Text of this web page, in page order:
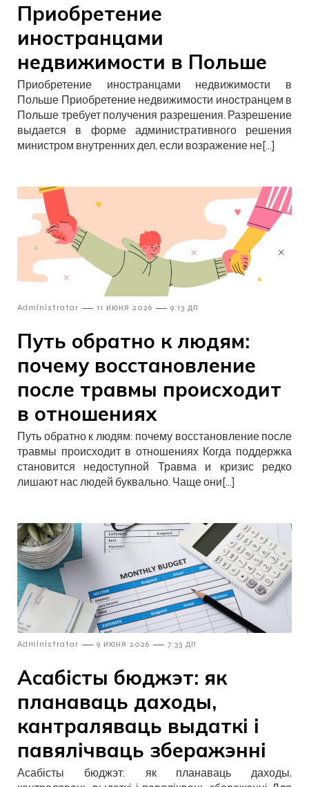
Приобретение
иностранцами
недвижимости в Польше
Приобретение иностранцами недвижимости в
Польше Приобретение недвижимости иностранцем в
Польше требует получения разрешения. Разрешение
выдается в форме административного решения
министром внутренних дел, если возражение не[…]
Admіnіstratar — 11 июня 2026 — 9:13 дп
Путь обратно к людям:
почему восстановление
после травмы происходит
в отношениях
Путь обратно к людям: почему восстановление после
травмы происходит в отношениях Когда поддержка
становится недоступной Травма и кризис редко
лишают нас людей буквально. Чаще они[…]
Admіnіstratar — 9 июня 2026 — 7:33 дп
Асабісты бюджэт: як
планаваць даходы,
кантраляваць выдаткі і
павялічваць зберажэнні
Асабісты бюджэт: як планаваць даходы,